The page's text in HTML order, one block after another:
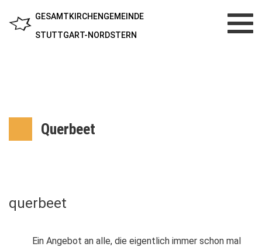
GESAMTKIRCHENGEMEINDE
STUTTGART-NORDSTERN
Querbeet
querbeet
Ein Angebot an alle, die eigentlich immer schon mal